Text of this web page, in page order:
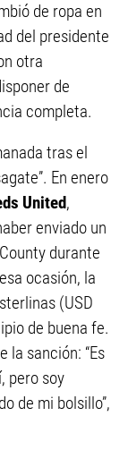
de ropa en
del presidente
otra
de
completa.
tras el
En enero
United,
enviado un
durante
ocasión, la
(USD
de buena fe.
la sanción: “Es
pero soy
de mi bolsillo”,